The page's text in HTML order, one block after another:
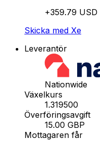
+359.79 USD
Skicka med Xe
Leverantör
Nationwide
Växelkurs
1.319500
Överföringsavgift
15.00 GBP
Mottagaren får